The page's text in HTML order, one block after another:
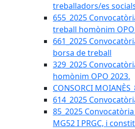
treballadors/es
655_2025
treball homònim OPO
661_2025
borsa de treball
329_2025
homònim OPO 2023.
CONSORCI
614_2025
85_2025
MG52 I PRGC, i